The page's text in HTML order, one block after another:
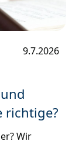
9.7.2026
richtige?
Wir